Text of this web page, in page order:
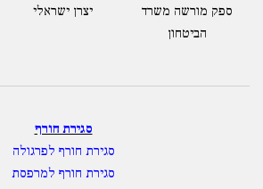
יצרן ישראלי
ספק מורשה משרד
הביטחון
סגירת חורף
סגירת חורף לפרגולה
סגירת חורף למרפסת